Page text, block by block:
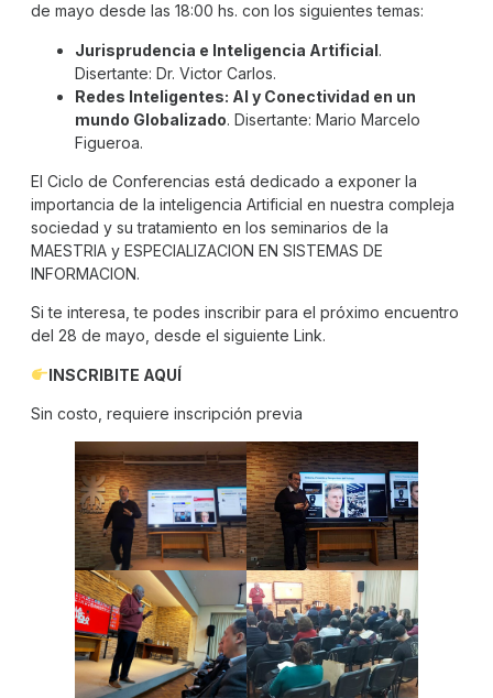
de mayo desde las 18:00 hs. con los siguientes temas:
Jurisprudencia e Inteligencia Artificial.
Disertante: Dr. Victor Carlos.
Redes Inteligentes: Al y Conectividad en un
mundo Globalizado. Disertante: Mario Marcelo
Figueroa.
El Ciclo de Conferencias está dedicado a exponer la
importancia de la inteligencia Artificial en nuestra compleja
sociedad y su tratamiento en los seminarios de la
MAESTRIA y ESPECIALIZACION EN SISTEMAS DE
INFORMACION.
Si te interesa, te podes inscribir para el próximo encuentro
del 28 de mayo, desde el siguiente Link.
INSCRIBITE AQUÍ
Sin costo, requiere inscripción previa